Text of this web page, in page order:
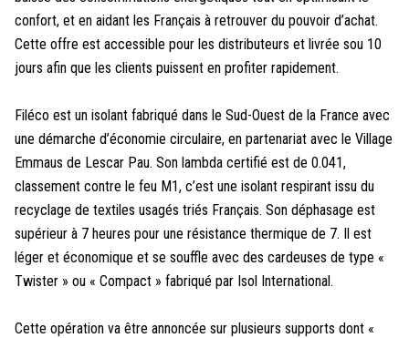
confort, et en aidant les Français à retrouver du pouvoir d’achat.
Cette offre est accessible pour les distributeurs et livrée sou 10
jours afin que les clients puissent en profiter rapidement.
Filéco est un isolant fabriqué dans le Sud-Ouest de la France avec
une démarche d’économie circulaire, en partenariat avec le Village
Emmaus de Lescar Pau. Son lambda certifié est de 0.041,
classement contre le feu M1, c’est une isolant respirant issu du
recyclage de textiles usagés triés Français. Son déphasage est
supérieur à 7 heures pour une résistance thermique de 7. Il est
léger et économique et se souffle avec des cardeuses de type «
Twister » ou « Compact » fabriqué par Isol International.
Cette opération va être annoncée sur plusieurs supports dont «